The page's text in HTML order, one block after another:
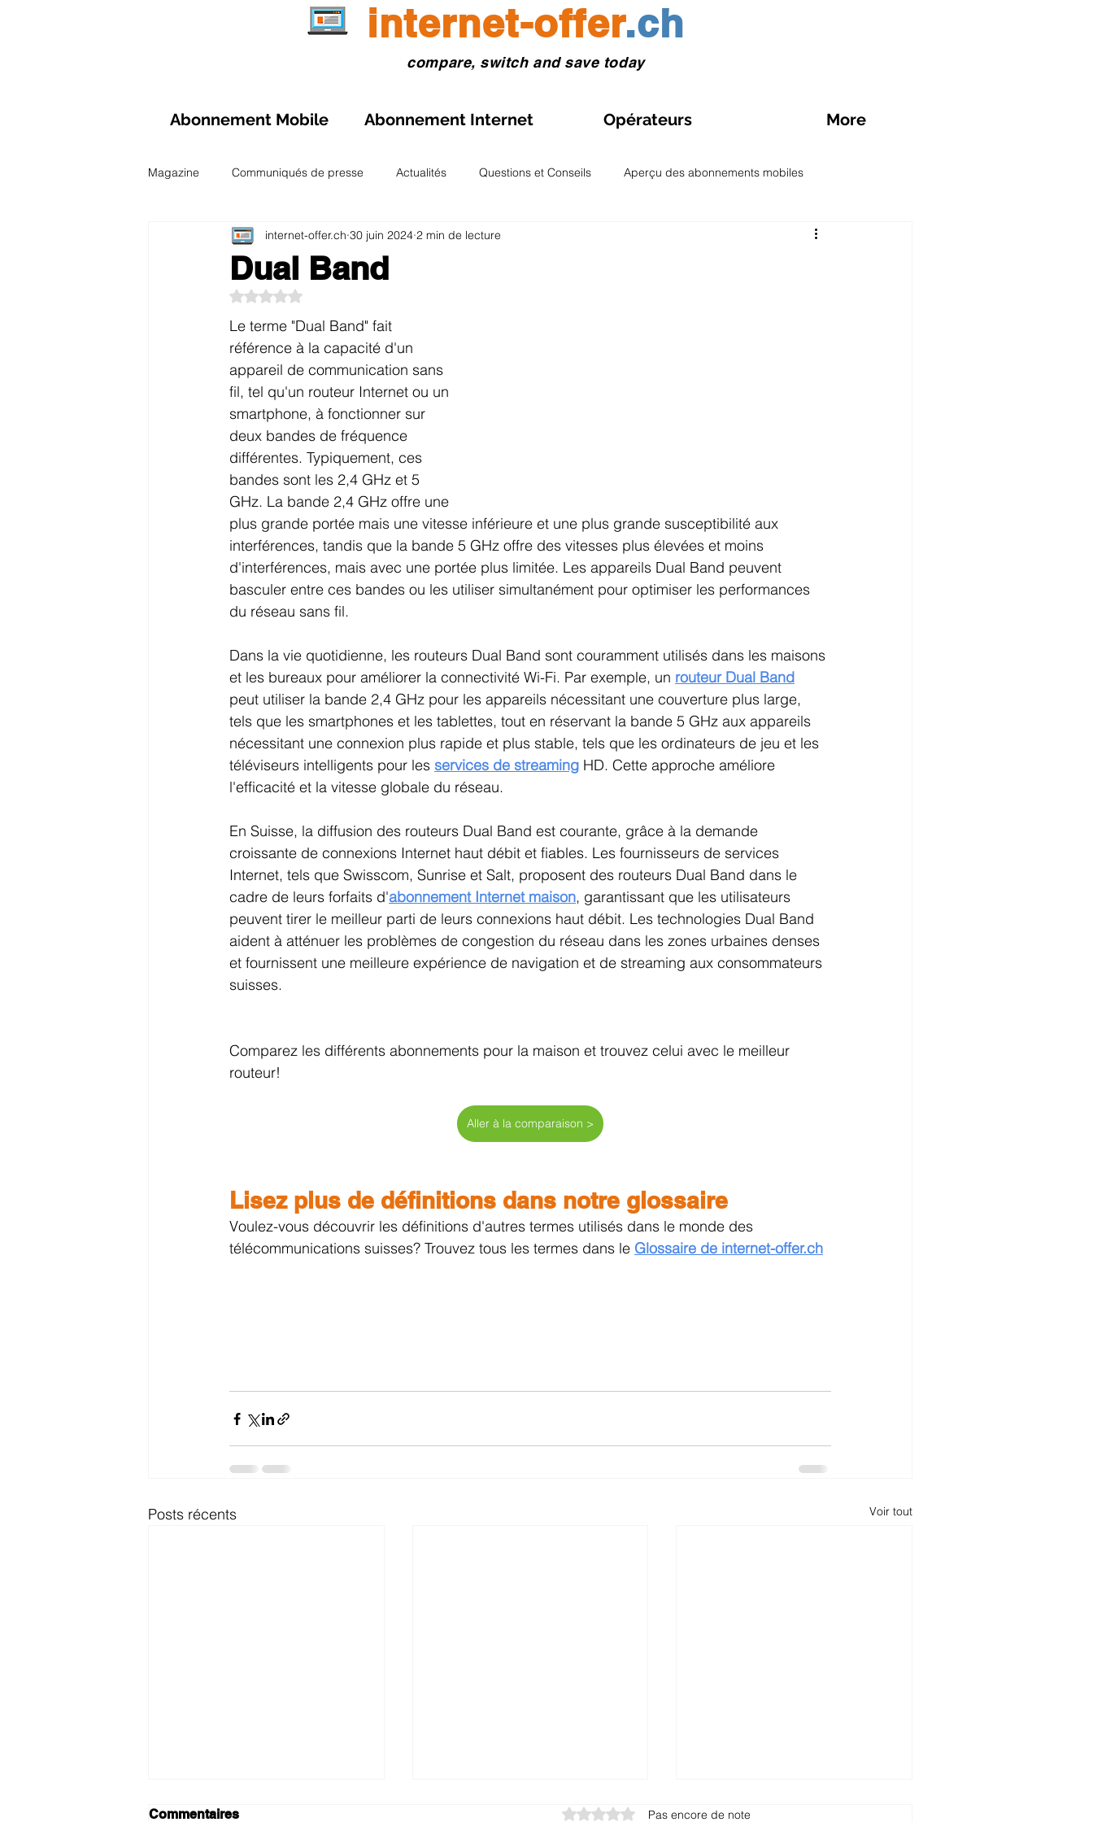
internet-offer.ch
compare, switch and save today
Abonnement Mobile Abonnement Internet Opérateurs More
Magazine Communiqués de presse Actualités Questions et Conseils Aperçu des abonnements mobiles
Aperçu des abonnements Internet Gestion des abonnements Aperçu des SIM prépayée
Comparaisons et Tests
Abonnements Internet en promotion Cartes de la Suisse
Dual Band
internet-offer.ch 30 juin 2024 2 min de lecture
Noté NaN étoiles sur 5.
Le terme "Dual Band" fait
référence à la capacité d'un
appareil de communication sans
fil, tel qu'un routeur Internet ou un
smartphone, à fonctionner sur
deux bandes de fréquence
différentes. Typiquement, ces
bandes sont les 2,4 GHz et 5
GHz. La bande 2,4 GHz offre une
plus grande portée mais une vitesse inférieure et une plus grande susceptibilité aux
interférences, tandis que la bande 5 GHz offre des vitesses plus élevées et moins
d'interférences, mais avec une portée plus limitée. Les appareils Dual Band peuvent
basculer entre ces bandes ou les utiliser simultanément pour optimiser les performances
du réseau sans fil.
Dans la vie quotidienne, les routeurs Dual Band sont couramment utilisés dans les maisons
et les bureaux pour améliorer la connectivité Wi-Fi. Par exemple, un routeur Dual Band
peut utiliser la bande 2,4 GHz pour les appareils nécessitant une couverture plus large,
tels que les smartphones et les tablettes, tout en réservant la bande 5 GHz aux appareils
nécessitant une connexion plus rapide et plus stable, tels que les ordinateurs de jeu et les
téléviseurs intelligents pour les services de streaming HD. Cette approche améliore
l'efficacité et la vitesse globale du réseau.
En Suisse, la diffusion des routeurs Dual Band est courante, grâce à la demande
croissante de connexions Internet haut débit et fiables. Les fournisseurs de services
Internet, tels que Swisscom, Sunrise et Salt, proposent des routeurs Dual Band dans le
cadre de leurs forfaits d'abonnement Internet maison, garantissant que les utilisateurs
peuvent tirer le meilleur parti de leurs connexions haut débit. Les technologies Dual Band
aident à atténuer les problèmes de congestion du réseau dans les zones urbaines denses
et fournissent une meilleure expérience de navigation et de streaming aux consommateurs
suisses.
Comparez les différents abonnements pour la maison et trouvez celui avec le meilleur
routeur!
Aller à la comparaison >
Lisez plus de définitions dans notre glossaire
Voulez-vous découvrir les définitions d'autres termes utilisés dans le monde des
télécommunications suisses? Trouvez tous les termes dans le Glossaire de internet-offer.ch
Posts récents Voir tout
Commentaires Noté 0 étoile sur 5.Pas encore de note